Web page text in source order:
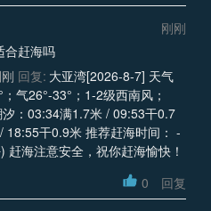
刚刚
合赶海吗
回复: 大亚湾[2026-8-7] 天气
气26°-33°；1-2级西南风；
：03:34满1.7米 / 09:53干0.7
18:55干0.9米 推荐赶海时间： -
赶海注意安全，祝你赶海愉快！
0 回复